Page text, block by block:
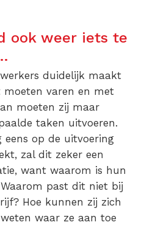
ook weer iets te
duidelijk maakt
varen en met
moeten zij maar
taken uitvoeren.
op de uitvoering
zal dit zeker een
want waarom is hun
past dit niet bij
Hoe kunnen zij zich
waar ze aan toe